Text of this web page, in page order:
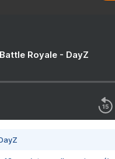
Royale - DayZ